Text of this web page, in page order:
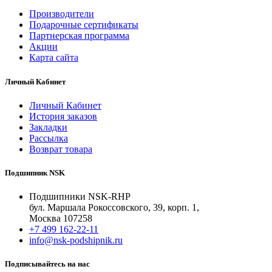
Производители
Подарочные сертификаты
Партнерская программа
Акции
Карта сайта
Личный Кабинет
Личный Кабинет
История заказов
Закладки
Рассылка
Возврат товара
Подшипник NSK
Подшипники NSK-RHP
бул. Маршала Рокоссовского, 39, корп. 1,
Москва 107258
+7 499 162-22-11
info@nsk-podshipnik.ru
Подписывайтесь на нас